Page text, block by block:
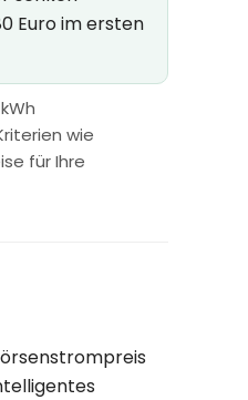
Euro im ersten
wie
für Ihre